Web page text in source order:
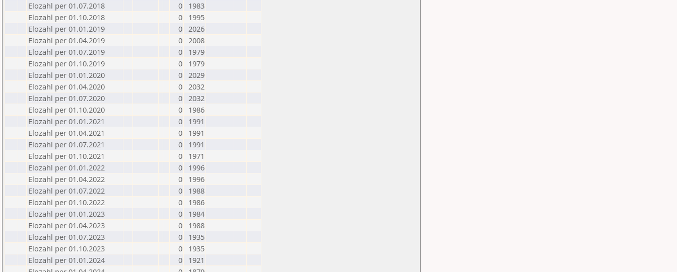
Elozahl per 01.07.2018
0
1983
Elozahl per 01.10.2018
0
1995
Elozahl per 01.01.2019
0 2026
Elozahl per 01.04.2019
0 2008
Elozahl per 01.07.2019
0
1979
Elozahl per 01.10.2019
0
1979
Elozahl per 01.01.2020
0 2029
Elozahl per 01.04.2020
0 2032
Elozahl per 01.07.2020
0 2032
Elozahl per 01.10.2020
0
1986
Elozahl per 01.01.2021
0
1991
Elozahl per 01.04.2021
0
1991
Elozahl per 01.07.2021
0
1991
Elozahl per 01.10.2021
0
1971
Elozahl per 01.01.2022
0
1996
Elozahl per 01.04.2022
0
1996
Elozahl per 01.07.2022
0
1988
Elozahl per 01.10.2022
0
1986
Elozahl per 01.01.2023
0
1984
Elozahl per 01.04.2023
0
1988
Elozahl per 01.07.2023
0
1935
Elozahl per 01.10.2023
0
1935
Elozahl per 01.01.2024
0
1921